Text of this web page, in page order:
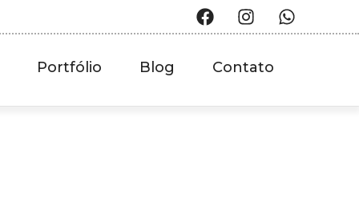
Portfólio Blog Contato